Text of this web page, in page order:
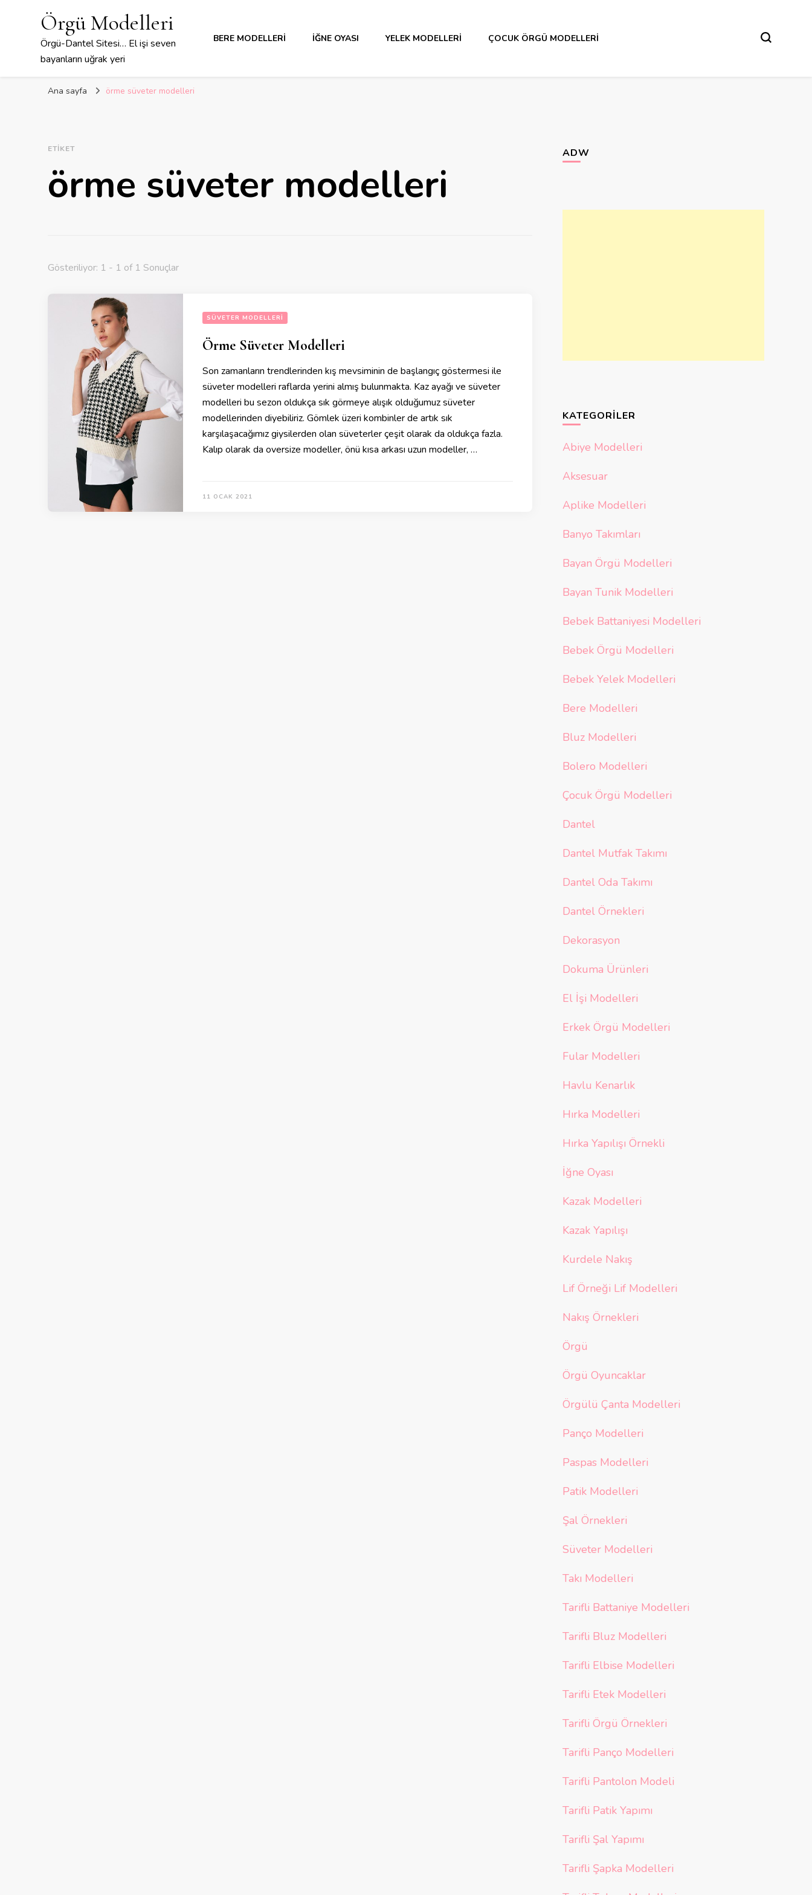
Örgü Modelleri
Örgü-Dantel Sitesi… El işi seven
bayanların uğrak yeri
BERE MODELLERI İĞNE OYASI YELEK MODELLERI ÇOCUK ÖRGÜ MODELLERI
Ana sayfa örme süveter modelleri
ETIKET
örme süveter modelleri
Gösteriliyor: 1 - 1 of 1 Sonuçlar
SÜVETER MODELLERI
Örme Süveter Modelleri
Son zamanların trendlerinden kış mevsiminin de başlangıç göstermesi ile
süveter modelleri raflarda yerini almış bulunmakta. Kaz ayağı ve süveter
modelleri bu sezon oldukça sık görmeye alışık olduğumuz süveter
modellerinden diyebiliriz. Gömlek üzeri kombinler de artık sık
karşılaşacağımız giysilerden olan süveterler çeşit olarak da oldukça fazla.
Kalıp olarak da oversize modeller, önü kısa arkası uzun modeller, …
11 OCAK 2021
ADW
KATEGORILER
Abiye Modelleri
Aksesuar
Aplike Modelleri
Banyo Takımları
Bayan Örgü Modelleri
Bayan Tunik Modelleri
Bebek Battaniyesi Modelleri
Bebek Örgü Modelleri
Bebek Yelek Modelleri
Bere Modelleri
Bluz Modelleri
Bolero Modelleri
Çocuk Örgü Modelleri
Dantel
Dantel Mutfak Takımı
Dantel Oda Takımı
Dantel Örnekleri
Dekorasyon
Dokuma Ürünleri
El İşi Modelleri
Erkek Örgü Modelleri
Fular Modelleri
Havlu Kenarlık
Hırka Modelleri
Hırka Yapılışı Örnekli
İğne Oyası
Kazak Modelleri
Kazak Yapılışı
Kurdele Nakış
Lif Örneği Lif Modelleri
Nakış Örnekleri
Örgü
Örgü Oyuncaklar
Örgülü Çanta Modelleri
Panço Modelleri
Paspas Modelleri
Patik Modelleri
Şal Örnekleri
Süveter Modelleri
Takı Modelleri
Tarifli Battaniye Modelleri
Tarifli Bluz Modelleri
Tarifli Elbise Modelleri
Tarifli Etek Modelleri
Tarifli Örgü Örnekleri
Tarifli Panço Modelleri
Tarifli Pantolon Modeli
Tarifli Patik Yapımı
Tarifli Şal Yapımı
Tarifli Şapka Modelleri